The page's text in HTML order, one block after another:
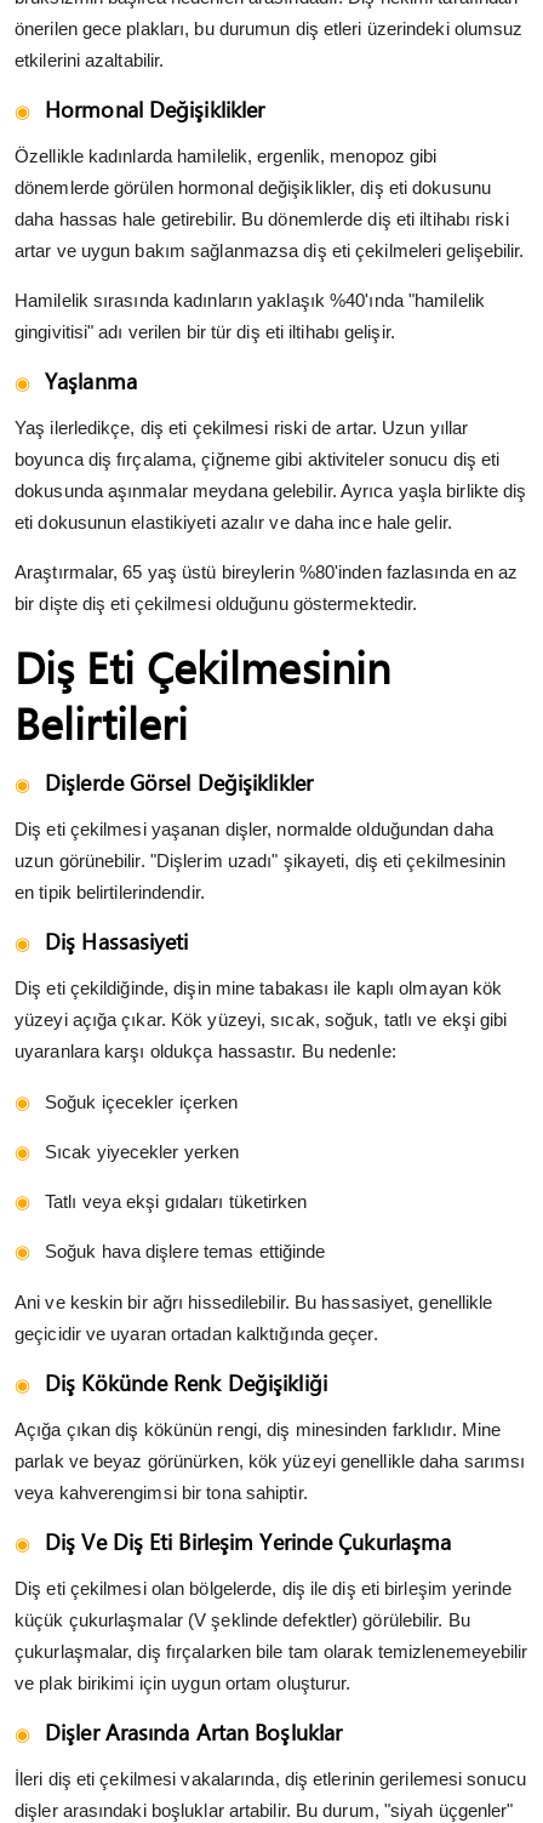
önerilen gece plakları, bu durumun diş etleri üzerindeki olumsuz
etkilerini azaltabilir.
Hormonal Değişiklikler
Özellikle kadınlarda hamilelik, ergenlik, menopoz gibi
dönemlerde görülen hormonal değişiklikler, diş eti dokusunu
daha hassas hale getirebilir. Bu dönemlerde diş eti iltihabı riski
artar ve uygun bakım sağlanmazsa diş eti çekilmeleri gelişebilir.
Hamilelik sırasında kadınların yaklaşık %40'ında "hamilelik
gingivitisi" adı verilen bir tür diş eti iltihabı gelişir.
Yaşlanma
Yaş ilerledikçe, diş eti çekilmesi riski de artar. Uzun yıllar
boyunca diş fırçalama, çiğneme gibi aktiviteler sonucu diş eti
dokusunda aşınmalar meydana gelebilir. Ayrıca yaşla birlikte diş
eti dokusunun elastikiyeti azalır ve daha ince hale gelir.
Araştırmalar, 65 yaş üstü bireylerin %80'inden fazlasında en az
bir dişte diş eti çekilmesi olduğunu göstermektedir.
Diş Eti Çekilmesinin
Belirtileri
Dişlerde Görsel Değişiklikler
Diş eti çekilmesi yaşanan dişler, normalde olduğundan daha
uzun görünebilir. "Dişlerim uzadı" şikayeti, diş eti çekilmesinin
en tipik belirtilerindendir.
Diş Hassasiyeti
Diş eti çekildiğinde, dişin mine tabakası ile kaplı olmayan kök
yüzeyi açığa çıkar. Kök yüzeyi, sıcak, soğuk, tatlı ve ekşi gibi
uyaranlara karşı oldukça hassastır. Bu nedenle:
Soğuk içecekler içerken
Sıcak yiyecekler yerken
Tatlı veya ekşi gıdaları tüketirken
Soğuk hava dişlere temas ettiğinde
Ani ve keskin bir ağrı hissedilebilir. Bu hassasiyet, genellikle
geçicidir ve uyaran ortadan kalktığında geçer.
Diş Kökünde Renk Değişikliği
Açığa çıkan diş kökünün rengi, diş minesinden farklıdır. Mine
parlak ve beyaz görünürken, kök yüzeyi genellikle daha sarımsı
veya kahverengimsi bir tona sahiptir.
Diş Ve Diş Eti Birleşim Yerinde Çukurlaşma
Diş eti çekilmesi olan bölgelerde, diş ile diş eti birleşim yerinde
küçük çukurlaşmalar (V şeklinde defektler) görülebilir. Bu
çukurlaşmalar, diş fırçalarken bile tam olarak temizlenemeyebilir
ve plak birikimi için uygun ortam oluşturur.
Dişler Arasında Artan Boşluklar
İleri diş eti çekilmesi vakalarında, diş etlerinin gerilemesi sonucu
dişler arasındaki boşluklar artabilir. Bu durum, "siyah üçgenler"